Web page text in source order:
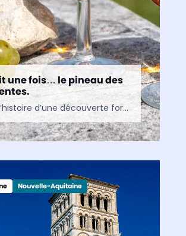
une fois… le pineau des
C’est l’histoire d’une découverte fortuite qui va donner naissance à un délicieux breuvage régional. En 1589, au cours des vendanges, un vigneron charentais remplit ses fûts de fermentation avec du…
Nouvelle-Aquitaine